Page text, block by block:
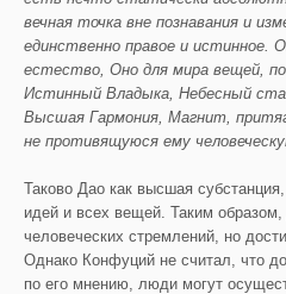
вечная точка вне познавания и
единственно правое и истинное.
естество, Оно для мира вещей,
Истинный Владыка, Небесный
Высшая Гармония, Магнит,
не противящуюся ему
Таково Дао как высшая
идей и всех вещей. Таким
человеческих стремлений, но
Однако Конфуций не считал, что
по его мнению, люди могут